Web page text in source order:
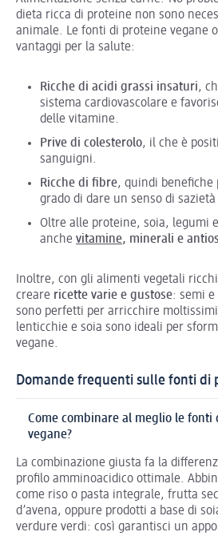
dieta ricca di proteine non sono
animale. Le fonti di proteine vegane
vantaggi per la salute:
Ricche di acidi grassi insaturi,
sistema cardiovascolare e
delle vitamine.
Prive di colesterolo, il che è
sanguigni.
Ricche di fibre, quindi
grado di dare un senso di
Oltre alle proteine, soia, legumi
anche vitamine, minerali e
Inoltre, con gli alimenti vegetali
creare ricette varie e gustose: semi e
sono perfetti per arricchire
lenticchie e soia sono ideali per
vegane.
Domande frequenti sulle fonti di
Come combinare al meglio le fonti
vegane?
La combinazione giusta fa la
profilo amminoacidico ottimale.
come riso o pasta integrale, frutta
d’avena, oppure prodotti a base di
verdure verdi: così garantisci un